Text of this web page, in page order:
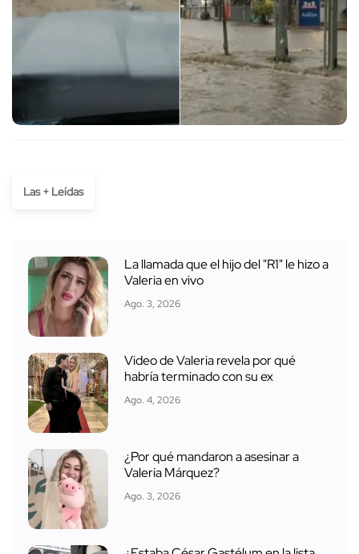
Las + Leídas
La llamada que el hijo del "R1" le hizo a
Valeria en vivo
Ago. 3, 2026
Video de Valeria revela por qué
habría terminado con su ex
Ago. 4, 2026
¿Por qué mandaron a asesinar a
Valeria Márquez?
Ago. 3, 2026